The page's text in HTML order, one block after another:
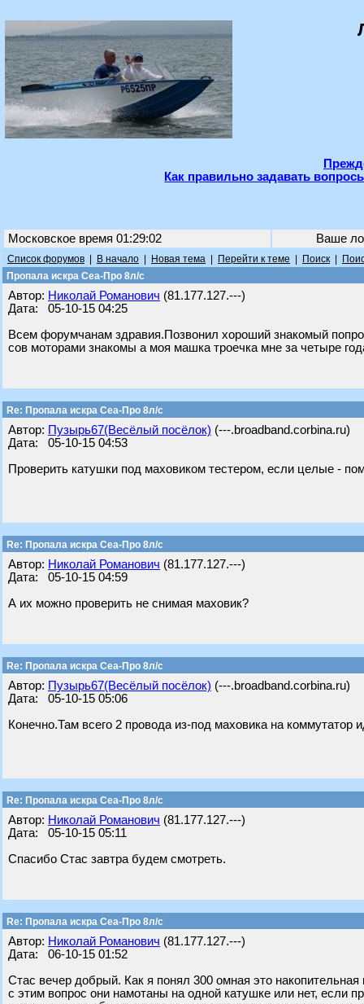
Как правильно задавать
Московское время 01:29:02 Ваше
Список форумов В начало Новая тема Перейти к теме Поиск
Пропала искра Сеа-Про 8л/с
Автор: Николай Романович (81.177.127.---)
Дата: 05-10-15 04:25
Всем форумчанам здравия.Позвонил хороший знакомый
сов моторами знакомы а моя машка троечка мне за четыре
Re: Пропала искра Сеа-Про 8л/с
Автор: Пузырь67(Весёлый посёлок) (---.broadband.corbina.ru)
Дата: 05-10-15 04:53
Проверить катушки под маховиком тестером, если целые -
Re: Пропала искра Сеа-Про 8л/с
Автор: Николай Романович (81.177.127.---)
Дата: 05-10-15 04:59
А их можно проверить не снимая маховик?
Re: Пропала искра Сеа-Про 8л/с
Автор: Пузырь67(Весёлый посёлок) (---.broadband.corbina.ru)
Дата: 05-10-15 05:06
Конечно.Там всего 2 провода из-под маховика на
Re: Пропала искра Сеа-Про 8л/с
Автор: Николай Романович (81.177.127.---)
Дата: 05-10-15 05:11
Спасибо Стас завтра будем смотреть.
Re: Пропала искра Сеа-Про 8л/с
Автор: Николай Романович (81.177.127.---)
Дата: 06-10-15 01:52
Стас вечер добрый. Как я понял 300 омная это
с этим вопрос они намотаны на одной катушке или нет, если